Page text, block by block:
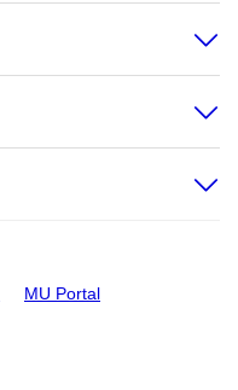
MU Portal